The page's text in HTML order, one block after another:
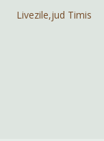
Livezile,jud Timis